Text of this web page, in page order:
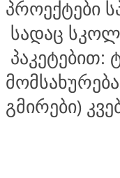
პროექტები
სადაც
გმირები)